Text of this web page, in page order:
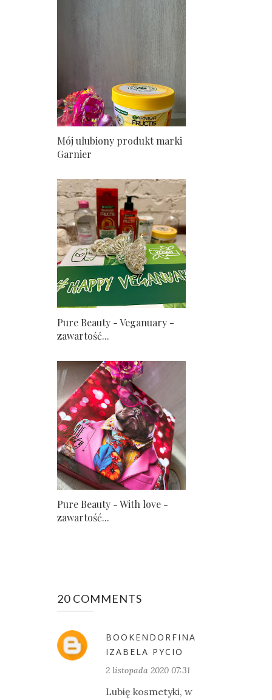
Mój ulubiony produkt marki
Garnier
Pure Beauty - Veganuary -
zawartość...
Pure Beauty - With love -
zawartość...
20 COMMENTS
BOOKENDORFINA
IZABELA PYCIO
2 listopada 2020 07:31
Lubię kosmetyki, w